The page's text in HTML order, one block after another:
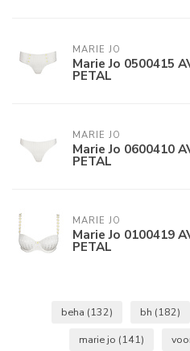
MARIE JO
Marie Jo 0500415
PETAL
MARIE JO
Marie Jo 0600410
PETAL
MARIE JO
Marie Jo 0100419
PETAL
beha (132) bh (182)
marie jo (141)